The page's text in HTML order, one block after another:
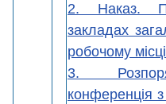
2. Наказ.
закладах
робочому
3.
конференція